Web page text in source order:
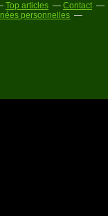
Top articles
Contact
personnelles